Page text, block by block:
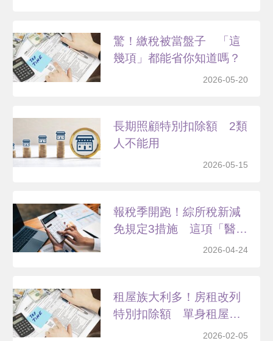
驚！繳稅被當盤子 「這
幾項」都能省你知道嗎？
2026-05-20
長期照顧特別扣除額 2類
人不能用
2026-05-15
報稅季開跑！綜所稅新減
免規定3措施 這項「醫
2026-04-24
租屋族大利多！房租改列
特別扣除額 單身租屋者
2026-02-05